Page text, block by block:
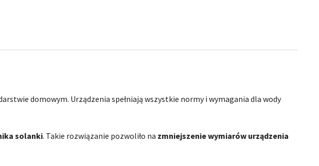
domowym. Urządzenia spełniają wszystkie normy i wymagania dla wody
solanki. Takie rozwiązanie pozwoliło na zmniejszenie wymiarów urządzenia